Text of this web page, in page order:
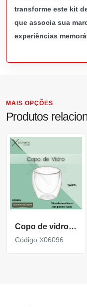
transforme este kit
que associa sua
experiências
MAIS OPÇÕES
Produtos
Copo de vidro 160ML borossilicato parede dupla X06096
Código X06096